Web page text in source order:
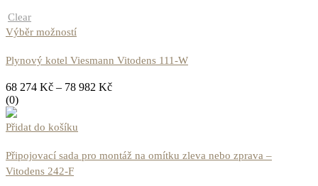
Clear
Výběr možností
Plynový kotel Viesmann Vitodens 111-W
68 274 Kč – 78 982 Kč
(0)
Přidat do košíku
Připojovací sada pro montáž na omítku zleva nebo zprava –
Vitodens 242-F